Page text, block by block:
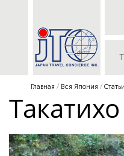
Главная Вся Япония Статьи
Такатихо